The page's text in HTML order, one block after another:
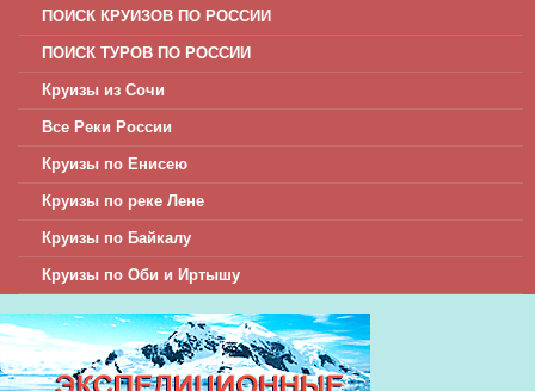
ПОИСК КРУИЗОВ ПО РОССИИ
ПОИСК ТУРОВ ПО РОССИИ
Круизы из Сочи
Все Реки России
Круизы по Енисею
Круизы по реке Лене
Круизы по Байкалу
Круизы по Оби и Иртышу